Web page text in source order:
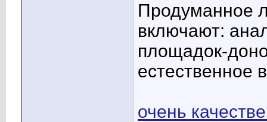
Продуманное
включают:
площадок-
естественное
очень